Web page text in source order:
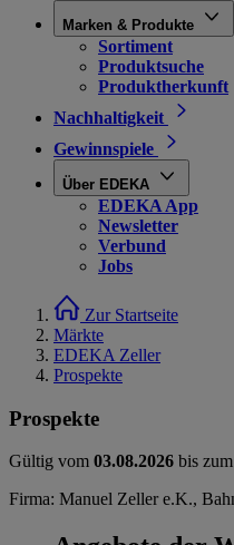
Marken & Produkte
Sortiment
Produktsuche
Produktherkunft
Nachhaltigkeit
Gewinnspiele
Über EDEKA
EDEKA App
Newsletter
Verbund
Jobs
Zur Startseite
Märkte
EDEKA Zeller
Prospekte
Prospekte
Gültig vom 03.08.2026 bis zum
Firma: Manuel Zeller e.K.,